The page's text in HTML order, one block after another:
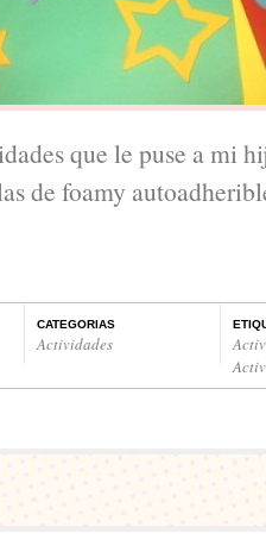
que le puse a mi
de foamy
CATEGORIAS
Actividades